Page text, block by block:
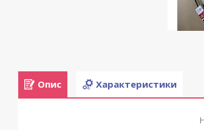
Опис Характеристики